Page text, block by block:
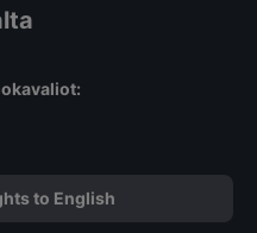
to English